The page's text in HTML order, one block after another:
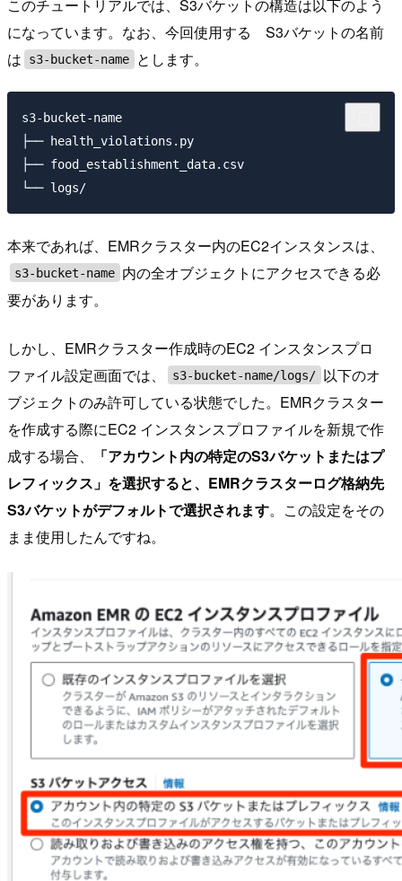
このチュートリアルでは、S3バケットの構造は以下のよう
になっています。なお、今回使用する S3バケットの名前
は
s3-bucket-name とします。
s3-bucket-name
├── health_violations.py
├── food_establishment_data.csv
本来であれば、EMRクラスター内のEC2インスタンスは、
s3-bucket-name 内の全オブジェクトにアクセスできる必
要があります。
しかし、EMRクラスター作成時のEC2 インスタンスプロ
ファイル設定画面では、
s3-bucket-name/logs/ 以下のオ
ブジェクトのみ許可している状態でした。EMRクラスター
を作成する際にEC2 インスタンスプロファイルを新規で作
成する場合、
「アカウント内の特定のS3バケットまたはプ
レフィックス」を選択すると、EMRクラスターログ格納先
S3バケットがデフォルトで選択されます。この設定をその
まま使用したんですね。